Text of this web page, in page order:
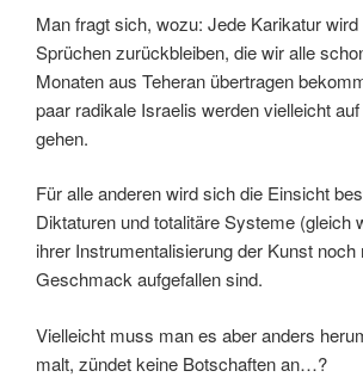
Man fragt sich, wozu: Jede Karikatur wird
Sprüchen zurückbleiben, die wir alle
Monaten aus Teheran übertragen
paar radikale Israelis werden vielleicht
gehen.
Für alle anderen wird sich die Einsicht
Diktaturen und totalitäre Systeme (gleich
ihrer Instrumentalisierung der Kunst noch
Geschmack aufgefallen sind.
Vielleicht muss man es aber anders
malt, zündet keine Botschaften an…?